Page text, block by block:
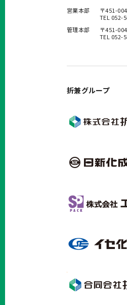
営業本部
〒451-
TEL 052-
管理本部
〒451-
TEL 052-
折兼グループ